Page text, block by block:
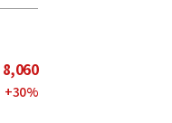
8,060
+30%